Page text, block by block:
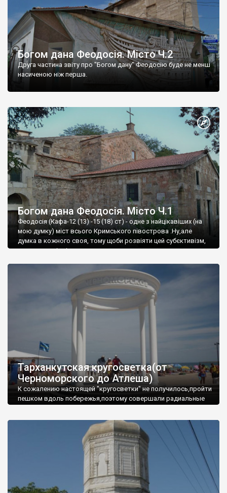
Богом дана Феодосія. Місто Ч.2
Друга частина звіту про "Богом дану" Феодосію буде не менш
насиченою ніж перша.
Богом дана Феодосія. Місто Ч.1
Феодосія (Кафа-12 (13) -15 (18) ст) - одне з найцікавіших (на
мою думку) міст всього Кримського півострова .Ну,але
думка в кожного своя, тому щоби розвіяти цей субєктивізм,
запрошую відвідати це
Тарханкутская кругосветка(от
Черноморского до Атлеша)
К сожалению настоящей "кругосветки" не получилось,пройти
пешком вдоль побережья,поэтому совершали радиальные